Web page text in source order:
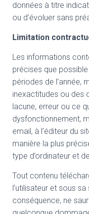
données à titre
ou d’évoluer sans
Limitation
Les informations
précises que
périodes de l’année,
inexactitudes ou des
lacune, erreur ou ce
dysfonctionnement,
email, à l’éditeur du
manière la plus
type d’ordinateur et
Tout contenu
l’utilisateur et sous
conséquence, ne